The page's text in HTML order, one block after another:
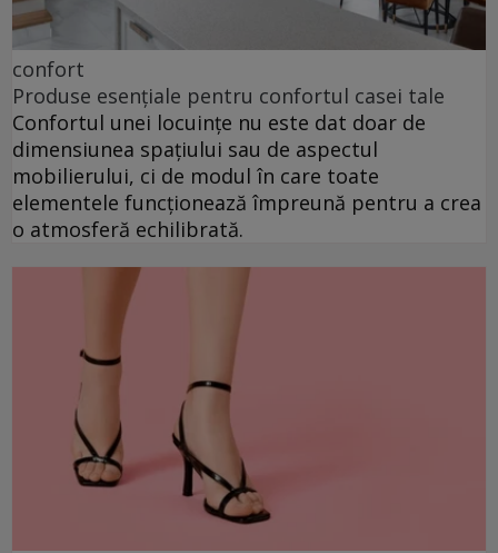
confort
Produse esențiale pentru confortul casei tale
Confortul unei locuințe nu este dat doar de
dimensiunea spațiului sau de aspectul
mobilierului, ci de modul în care toate
elementele funcționează împreună pentru a crea
o atmosferă echilibrată.